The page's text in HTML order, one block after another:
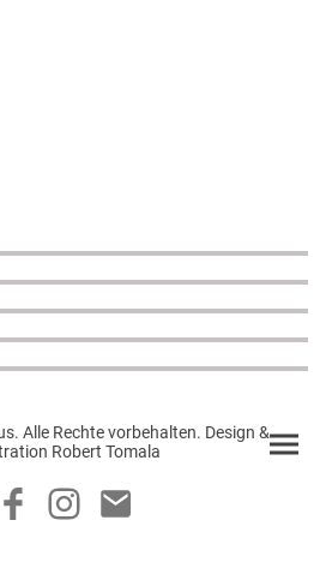
Alle Rechte vorbehalten. Design &
Robert Tomala